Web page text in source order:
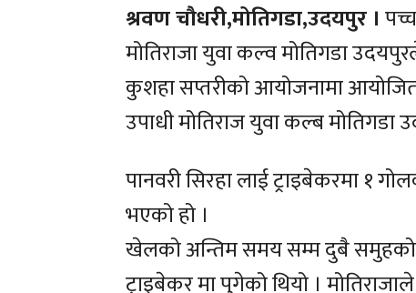
श्रवण चौधरी,मोतिगडा,उदयपुर ।
मोतिराजा युवा कल्व मोतिगडा
कुशहा सप्तरीको आयोजनामा
उपाधी मोतिराज युवा कल्ब मोतिगडा
पानवरी सिरहा लाई ट्राइबेकरमा १
भएको हो ।
खेलको अन्तिम समय सम्म दुबै
ट्राइबेकर मा पुगेको थियो ।